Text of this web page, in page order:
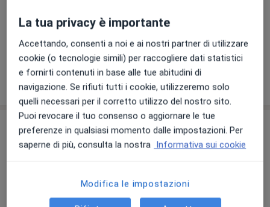
Visualizza galleria (5)
Mostra dettagli
sull'esperienza
Prestazioni e prezzi
Prima visita osteopatica
La tua privacy è importante
Accettando, consenti a noi e ai nostri partner di utilizzare
cookie (o tecnologie simili) per raccogliere dati statistici
e fornirti contenuti in base alle tue abitudini di
navigazione. Se rifiuti tutti i cookie, utilizzeremo solo
quelli necessari per il corretto utilizzo del nostro sito.
Puoi revocare il tuo consenso o aggiornare le tue
preferenze in qualsiasi momento dalle impostazioni. Per
saperne di più, consulta la nostra Informativa sui cookie
Modifica le impostazioni